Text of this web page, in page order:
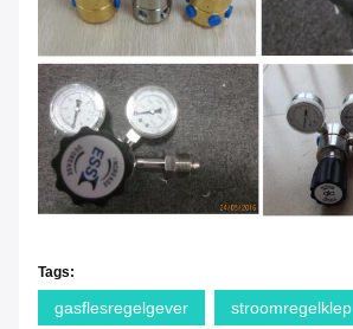
Tags:
gasflesregelgever stroomregelklep